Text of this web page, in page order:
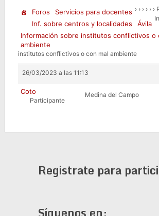
›
Foros ›
Servicios para docentes ›
Inf. sobre centros y localidades
›
Ávila
›
Información sobre institutos conflictivos o
ambiente
›
institutos conflictivos o con mal ambiente
26/03/2023 a las 11:13
Coto
Participante
Medina del Campo
Registrate para